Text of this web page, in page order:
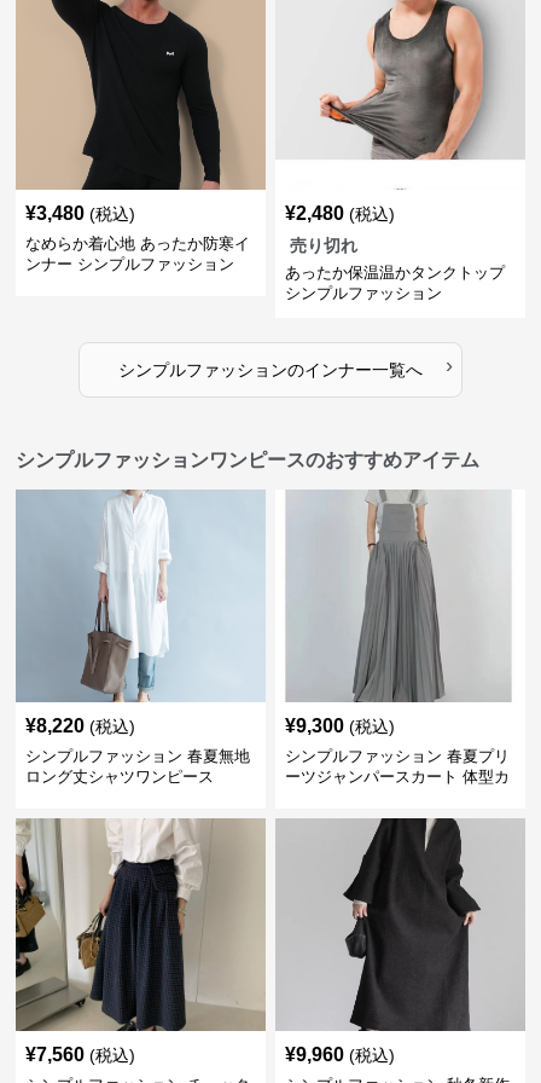
¥3,480 (税込)
なめらか着心地 あったか防寒イ
ンナー シンプルファッション
¥2,480 (税込)
売り切れ
あったか保温温かタンクトップ
シンプルファッション
シンプルファッションのインナー一覧へ ›
シンプルファッションワンピースのおすすめアイテム
¥8,220 (税込)
シンプルファッション 春夏無地
ロング丈シャツワンピース
¥9,300 (税込)
シンプルファッション 春夏プリ
ーツジャンパースカート 体型カ
¥7,560 (税込) ¥9,960 (税込)